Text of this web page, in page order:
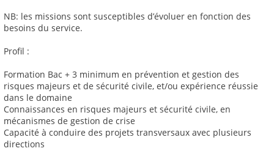
NB: les missions sont susceptibles d’évoluer en fonction des
besoins du service.
Profil :
Formation Bac + 3 minimum en prévention et gestion des
risques majeurs et de sécurité civile, et/ou expérience réussie
dans le domaine
Connaissances en risques majeurs et sécurité civile, en
mécanismes de gestion de crise
Capacité à conduire des projets transversaux avec plusieurs
directions